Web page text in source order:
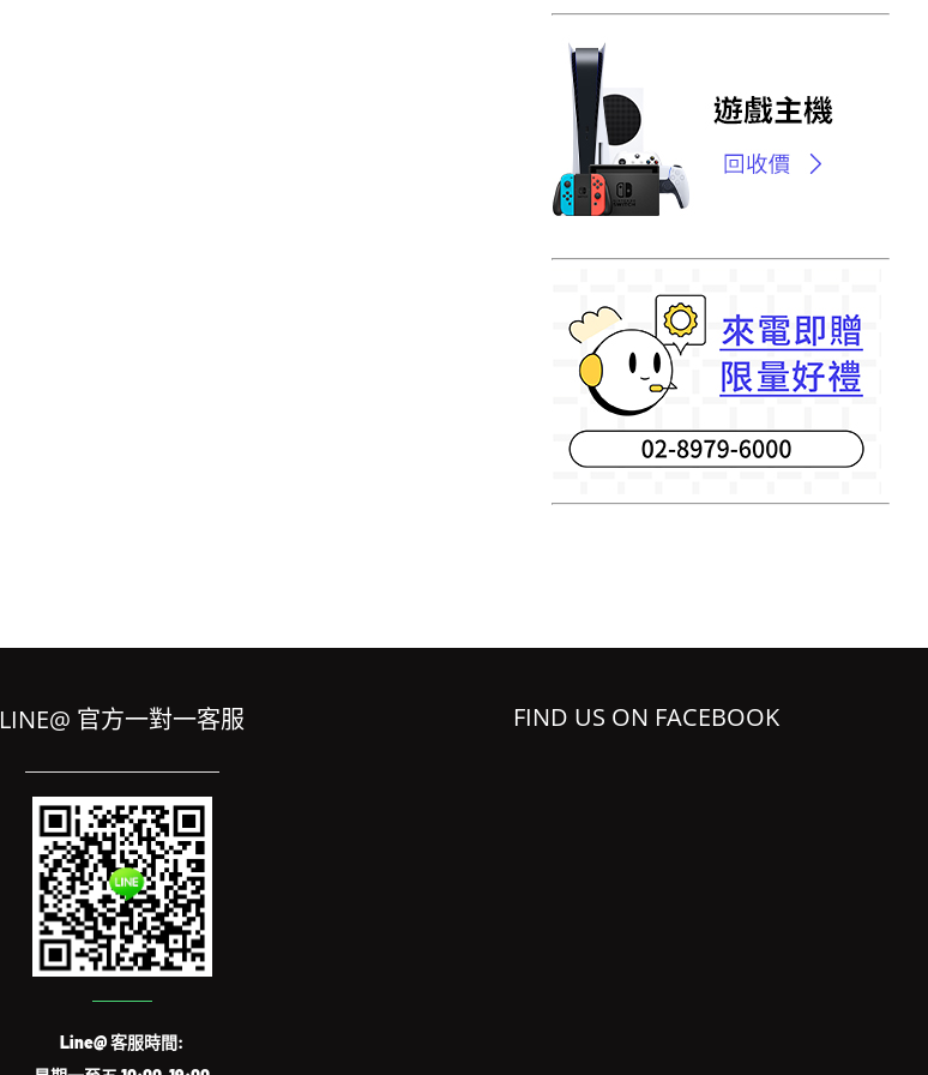
LINE@ 官方一對一客服
Line@ 客服時間:
FIND US ON FACEBOOK